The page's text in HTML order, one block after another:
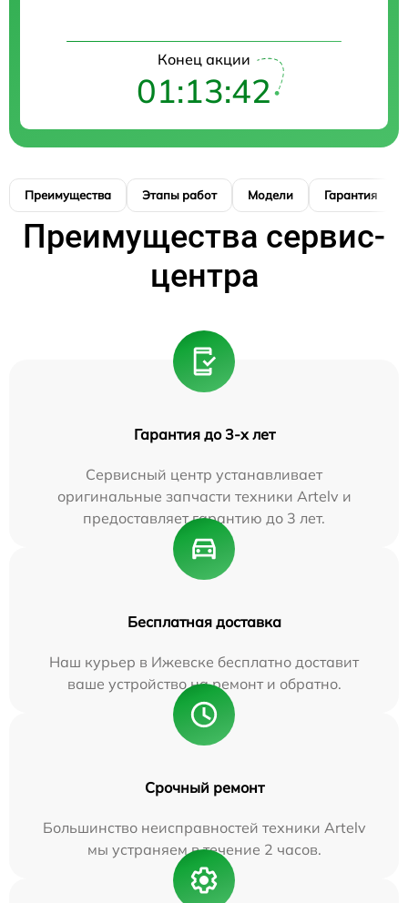
Конец акции
01:13:41
Преимущества Этапы работ Модели Гарантия
Преимущества сервис-
центра
Гарантия до 3-х лет
Сервисный центр устанавливает
оригинальные запчасти техники Artelv и
предоставляет гарантию до 3 лет.
Бесплатная доставка
Наш курьер в Ижевске бесплатно доставит
ваше устройство на ремонт и обратно.
Срочный ремонт
Большинство неисправностей техники Artelv
мы устраняем в течение 2 часов.